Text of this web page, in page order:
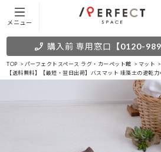
メニュー
購入前 専用窓口 【0120-
TOP パーフェクトスペース ラグ・カーペット館 マット
【送料無料】【最短・翌日出荷】バスマット 珪藻土の速乾